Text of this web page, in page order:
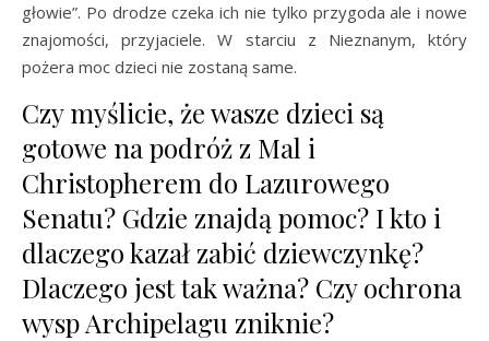
głowie”. Po drodze czeka ich nie tylko przygoda ale i nowe
znajomości, przyjaciele. W starciu z Nieznanym, który
pożera moc dzieci nie zostaną same.
Czy myślicie, że wasze dzieci są
gotowe na podróż z Mal i
Christopherem do Lazurowego
Senatu? Gdzie znajdą pomoc? I kto i
dlaczego kazał zabić dziewczynkę?
Dlaczego jest tak ważna? Czy ochrona
wysp Archipelagu zniknie?